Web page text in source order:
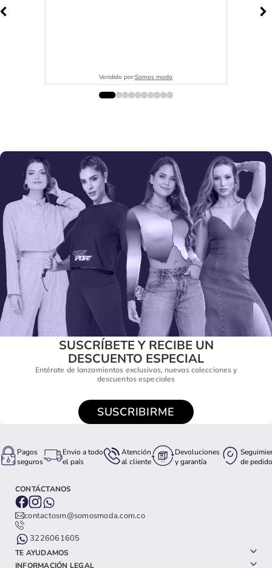
Vendido por:Somos moda
SUSCRÍBETE Y RECIBE UN
DESCUENTO ESPECIAL
Entérate de lanzamientos exclusivos, nuevas colecciones y
descuentos especiales
SUSCRIBIRME
Pagos
seguros
Envio a todo
el país
Atención
al cliente
Devoluciones
y garantía
de pedido
CONTÁCTANOS
contactosm@somosmoda.com.co
3226061605
TE AYUDAMOS
INFORMACIÓN LEGAL